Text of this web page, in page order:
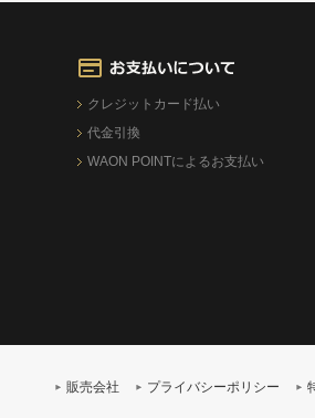
クレジットカード払い
代金引換
WAON POINTによるお支払い
販売会社 プライバシーポリシー